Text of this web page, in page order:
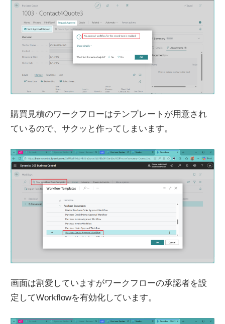
購買見積のワークフローはテンプレートが用意され
ているので、サクッと作ってしまいます。
画面は割愛していますがワークフローの承認者を設
定してWorkflowを有効化しています。